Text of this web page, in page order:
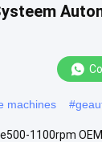
machines #
1100rpm